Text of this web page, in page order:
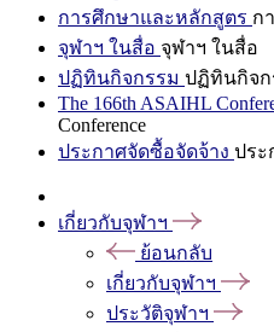
การศึกษาและหลักสูตร ก
จุฬาฯ ในสื่อ จุฬาฯ ในสื่อ
ปฏิทินกิจกรรม ปฏิทินกิจก
The 166th ASAIHL
Conference
ประกาศจัดซื้อจัดจ้าง ประ
เกี่ยวกับจุฬาฯ
ย้อนกลับ
เกี่ยวกับจุฬาฯ
ประวัติจุฬาฯ